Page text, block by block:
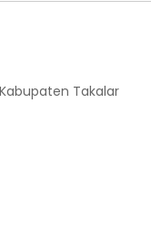
Takalar